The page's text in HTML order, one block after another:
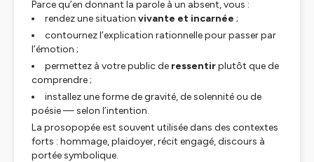
Parce qu’en donnant la parole à un absent, vous :
rendez une situation vivante et incarnée ;
contournez l’explication rationnelle pour passer par
l’émotion ;
permettez à votre public de ressentirplutôt que de
comprendre ;
installez une forme de gravité, de solennité ou de
poésie — selon l’intention.
La prosopopée est souvent utilisée dans des contextes
forts : hommage, plaidoyer, récit engagé, discours à
portée symbolique.